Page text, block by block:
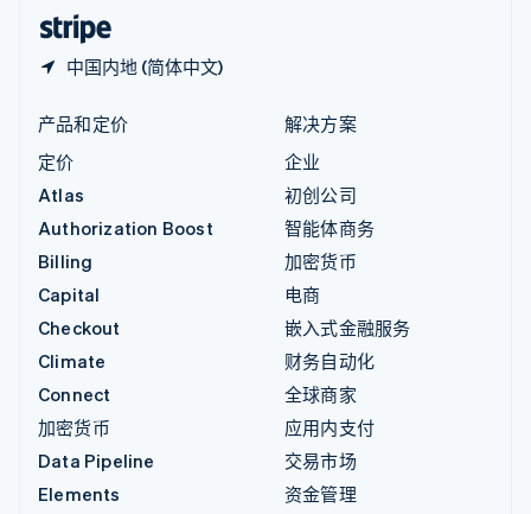
中国内地 (简体中文)
产品和定价
定价
Atlas
Authorization Boost
Billing
Capital
Checkout
Climate
Connect
加密货币
Data Pipeline
Elements
解决方案
企业
初创公司
智能体商务
加密货币
电商
嵌入式金融服务
财务自动化
全球商家
应用内支付
交易市场
资金管理